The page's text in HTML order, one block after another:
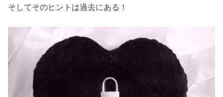
そしてそのヒントは過去にある！